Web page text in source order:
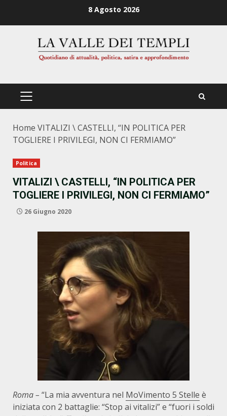
8 Agosto 2026
PRIMÄRES
Home VITALIZI \ CASTELLI, “IN POLITICA PER
TOGLIERE I PRIVILEGI, NON CI FERMIAMO”
Politica
VITALIZI \ CASTELLI, “IN POLITICA PER
TOGLIERE I PRIVILEGI, NON CI FERMIAMO”
26 Giugno 2020
Roma – “La mia avventura nel MoVimento 5 Stelle è
iniziata con 2 battaglie: “Stop ai vitalizi” e “fuori i soldi